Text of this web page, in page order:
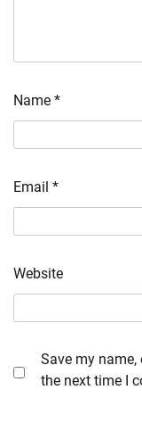
Name *
Email *
Website
Save my
the next time I